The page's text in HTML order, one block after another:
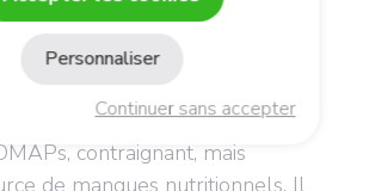
avec un professionnel de
diététicien-ne se révèle
mener à bien ce régime
contraignant, mais
de manques nutritionnels. Il
Continuer sans accepter
Personnaliser